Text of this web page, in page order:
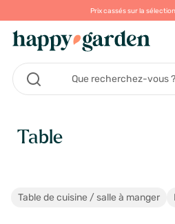
Prix cassés sur la
Table
Table de cuisine / salle à manger